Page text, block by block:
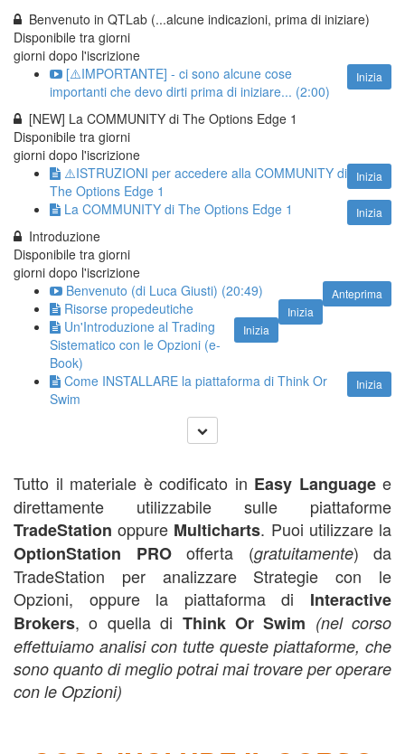
Benvenuto in QTLab (...alcune indicazioni, prima di iniziare)
Disponibile tra giorni
giorni dopo l'iscrizione
Inizia
[⚠️IMPORTANTE] - ci sono alcune cose
importanti che devo dirti prima di iniziare... (2:00)
[NEW] La COMMUNITY di The Options Edge 1
Disponibile tra giorni
giorni dopo l'iscrizione
Inizia
⚠️ISTRUZIONI per accedere alla COMMUNITY di
The Options Edge 1
Inizia
La COMMUNITY di The Options Edge 1
Introduzione
Disponibile tra giorni
giorni dopo l'iscrizione
Anteprima
Benvenuto (di Luca Giusti) (20:49)
Inizia
Risorse propedeutiche
Inizia
Un'Introduzione al Trading
Sistematico con le Opzioni (e-
Book)
Inizia
Come INSTALLARE la piattaforma di Think Or
Swim
Tutto il materiale è codificato in Easy Languagee
direttamente utilizzabile sulle piattaforme
TradeStation oppure Multicharts. Puoi utilizzare la
OptionStation PROofferta (gratuitamente) da
TradeStation per analizzare Strategie con le
Opzioni, oppure la piattaforma di Interactive
Brokers, o quella di Think Or Swim (nel corso
effettuiamo analisi con tutte queste piattaforme, che
sono quanto di meglio potrai mai trovare per operare
con le Opzioni)